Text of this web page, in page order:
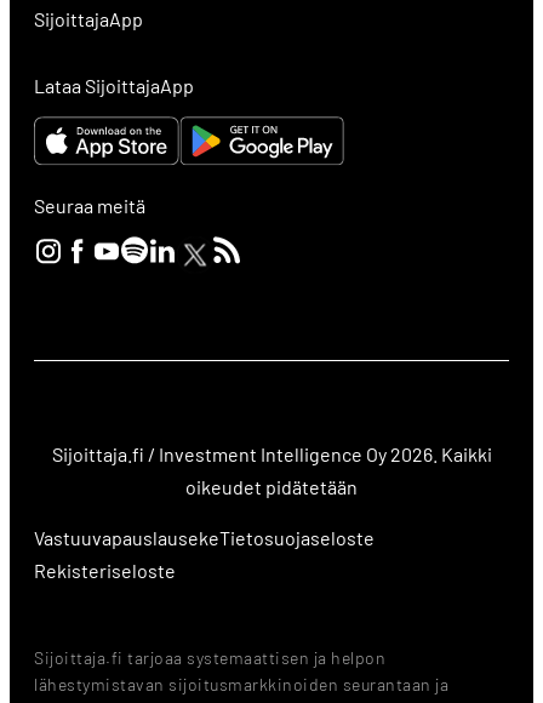
SijoittajaApp
Lataa SijoittajaApp
Seuraa meitä
Sijoittaja.fi / Investment Intelligence Oy 2026. Kaikki
oikeudet pidätetään
VastuuvapauslausekeTietosuojaseloste
Rekisteriseloste
Sijoittaja.fi tarjoaa systemaattisen ja helpon
lähestymistavan sijoitusmarkkinoiden seurantaan ja